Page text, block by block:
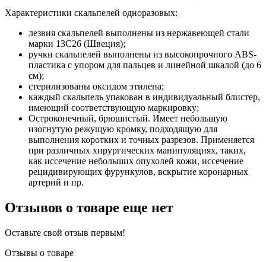
Характеристики скальпелей одноразовых:
лезвия скальпелей выполнены из нержавеющей стали
марки 13С26 (Швеция);
ручки скальпелей выполнены из высокопрочного ABS-
пластика с упором для пальцев и линейной шкалой (до 6
см);
стерилизованы оксидом этилена;
каждый скальпель упакован в индивидуальный блистер,
имеющий соответствующую маркировку;
Остроконечный, брюшистый. Имеет небольшую
изогнутую режущую кромку, подходящую для
выполнения коротких и точных разрезов. Применяется
при различных хирургических манипуляциях, таких,
как иссечение небольших опухолей кожи, иссечение
рецидивирующих фурункулов, вскрытие коронарных
артерий и пр.
Отзывов о товаре еще нет
Оставьте свой отзыв первым!
Отзывы о товаре